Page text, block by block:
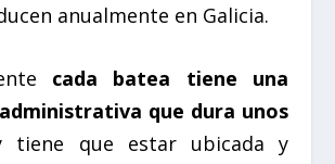
anualmente en Galicia.
cada batea tiene una
que dura unos
que estar ubicada y